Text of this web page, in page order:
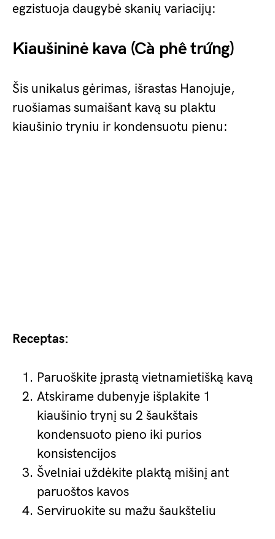
egzistuoja daugybė skanių variacijų:
Kiaušininė kava (Cà phê trứng)
Šis unikalus gėrimas, išrastas Hanojuje,
ruošiamas sumaišant kavą su plaktu
kiaušinio tryniu ir kondensuotu pienu:
Receptas:
Paruoškite įprastą vietnamietišką kavą
Atskirame dubenyje išplakite 1
kiaušinio trynį su 2 šaukštais
kondensuoto pieno iki purios
konsistencijos
Švelniai uždėkite plaktą mišinį ant
paruoštos kavos
Serviruokite su mažu šaukšteliu